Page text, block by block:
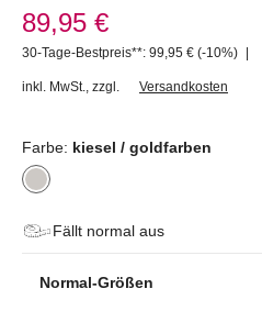
89,95 €
30-Tage-Bestpreis**: 99,95 € (-10%) |
inkl. MwSt. zzgl. Versandkosten
Farbe: kiesel / goldfarben
Fällt normal aus
Normal-Größen